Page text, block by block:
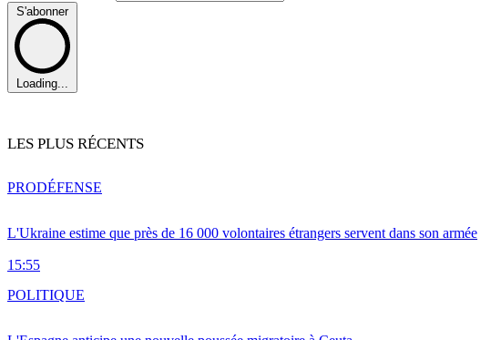
S'abonner
Loading...
LES PLUS RÉCENTS
L'Ukraine estime que près de 16 000 volontaires étrangers servent dans son armée
15:55
PRODÉFENSE
POLITIQUE